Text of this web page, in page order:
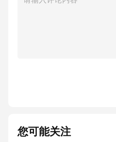
下，航空货运业不仅促
挑战，尤其是碳排放问题
您可能关注